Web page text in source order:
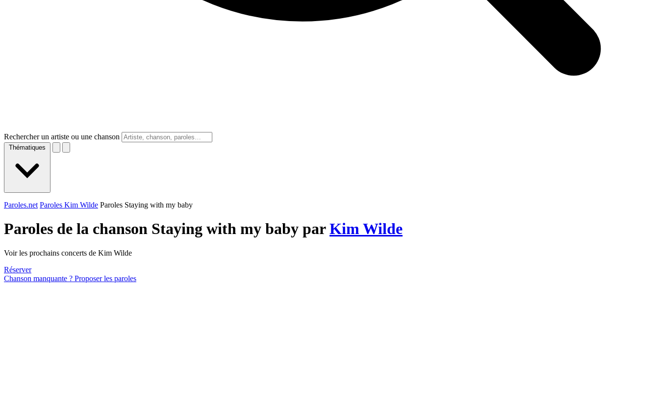
Rechercher un artiste ou une chanson
Thématiques
Paroles.net Paroles Kim Wilde Paroles Staying with my baby
Paroles de la chanson Staying with my baby parKim Wilde
Voir les prochains concerts de Kim Wilde
Réserver
Chanson manquante ? Proposer les paroles